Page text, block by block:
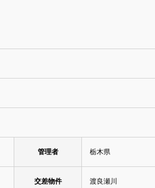
管理者 栃木県
交差物件 渡良瀬川